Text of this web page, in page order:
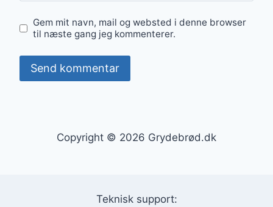
Gem mit navn, mail og websted i denne browser
til næste gang jeg kommenterer.
Copyright © 2026 Grydebrød.dk
Teknisk support: